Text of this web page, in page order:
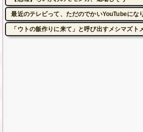
最近のテレビって、ただのでかいYouTubeにな
「ウトの飯作りに来て」と呼び出すメシマズ